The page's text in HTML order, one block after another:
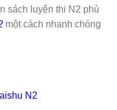
sách luyện thi N2 phù
một cách nhanh chóng
N2